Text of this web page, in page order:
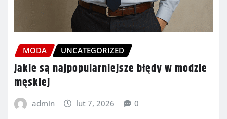
MODA UNCATEGORIZED
Jakie są najpopularniejsze błędy w modzie
męskiej
admin lut 7, 2026 0